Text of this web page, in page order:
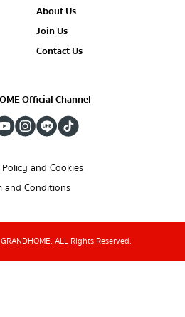
About Us
Join Us
Contact Us
Official Channel
and Cookies
and Conditions
ALL Rights Reserved.